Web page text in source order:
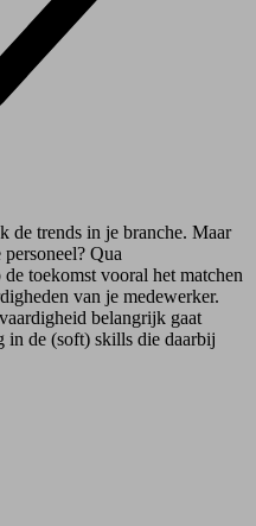
trends in je branche. Maar
Qua
toekomst vooral het matchen
van je medewerker.
belangrijk gaat
in de (soft) skills die daarbij